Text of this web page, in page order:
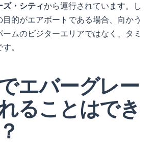
ズ・シティから運行されています。し
的がエアボートである場合、向かう
ムのビジターエリアではなく、タミ
。
エバーグレー
ることはでき